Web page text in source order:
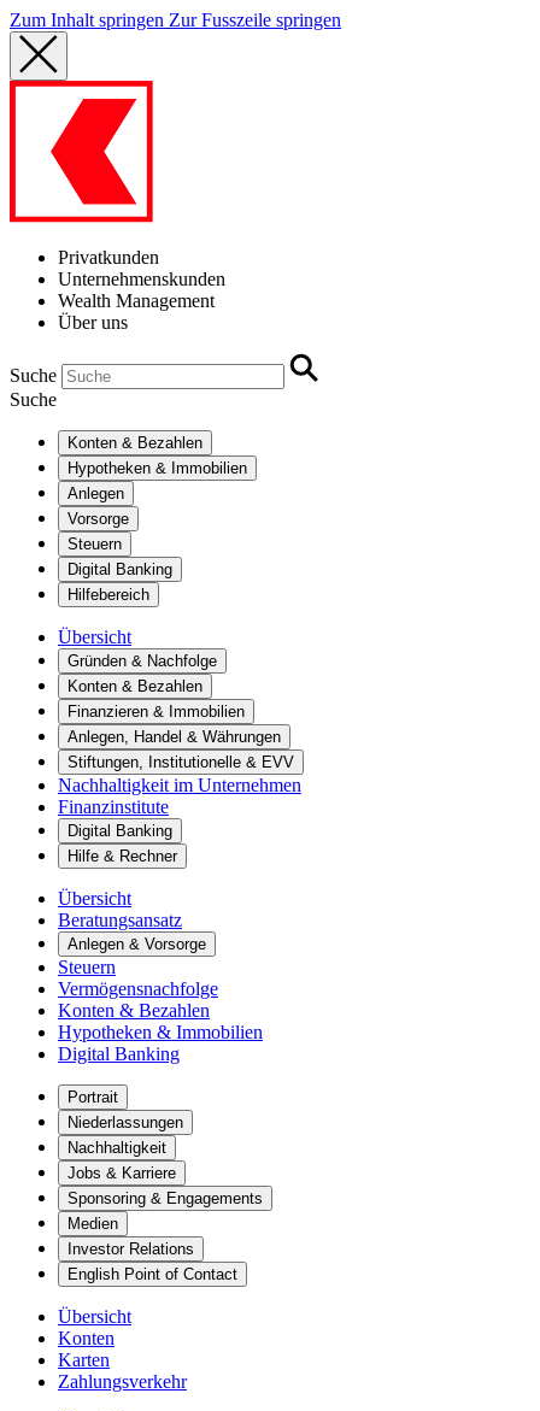
Zum Inhalt springen Zur Fusszeile springen
Privatkunden
Unternehmenskunden
Wealth Management
Über uns
Suche
Suche
Konten & Bezahlen
Hypotheken & Immobilien
Anlegen
Vorsorge
Steuern
Digital Banking
Hilfebereich
Übersicht
Gründen & Nachfolge
Konten & Bezahlen
Finanzieren & Immobilien
Anlegen, Handel & Währungen
Stiftungen, Institutionelle & EVV
Nachhaltigkeit im Unternehmen
Finanzinstitute
Digital Banking
Hilfe & Rechner
Übersicht
Beratungsansatz
Anlegen & Vorsorge
Steuern
Vermögensnachfolge
Konten & Bezahlen
Hypotheken & Immobilien
Digital Banking
Portrait
Niederlassungen
Nachhaltigkeit
Jobs & Karriere
Sponsoring & Engagements
Medien
Investor Relations
English Point of Contact
Übersicht
Konten
Karten
Zahlungsverkehr